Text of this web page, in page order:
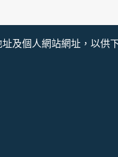
及個人網站網址，以供